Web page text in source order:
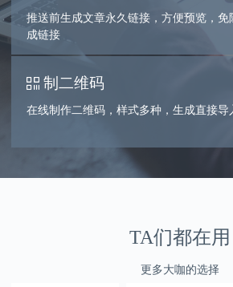
推送前生成文章永久链接，方便预览，免
成链接
制二维码
在线制作二维码，样式多种，生成直接导
TA们都在用
更多大咖的选择